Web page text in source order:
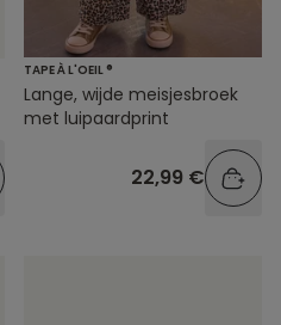
TAPE À L'OEIL ®
Lange, wijde meisjesbroek
met luipaardprint
22,99 €